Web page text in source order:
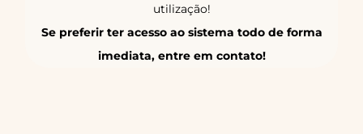
utilização!
Se preferir ter acesso ao sistema todo de forma
imediata, entre em contato!